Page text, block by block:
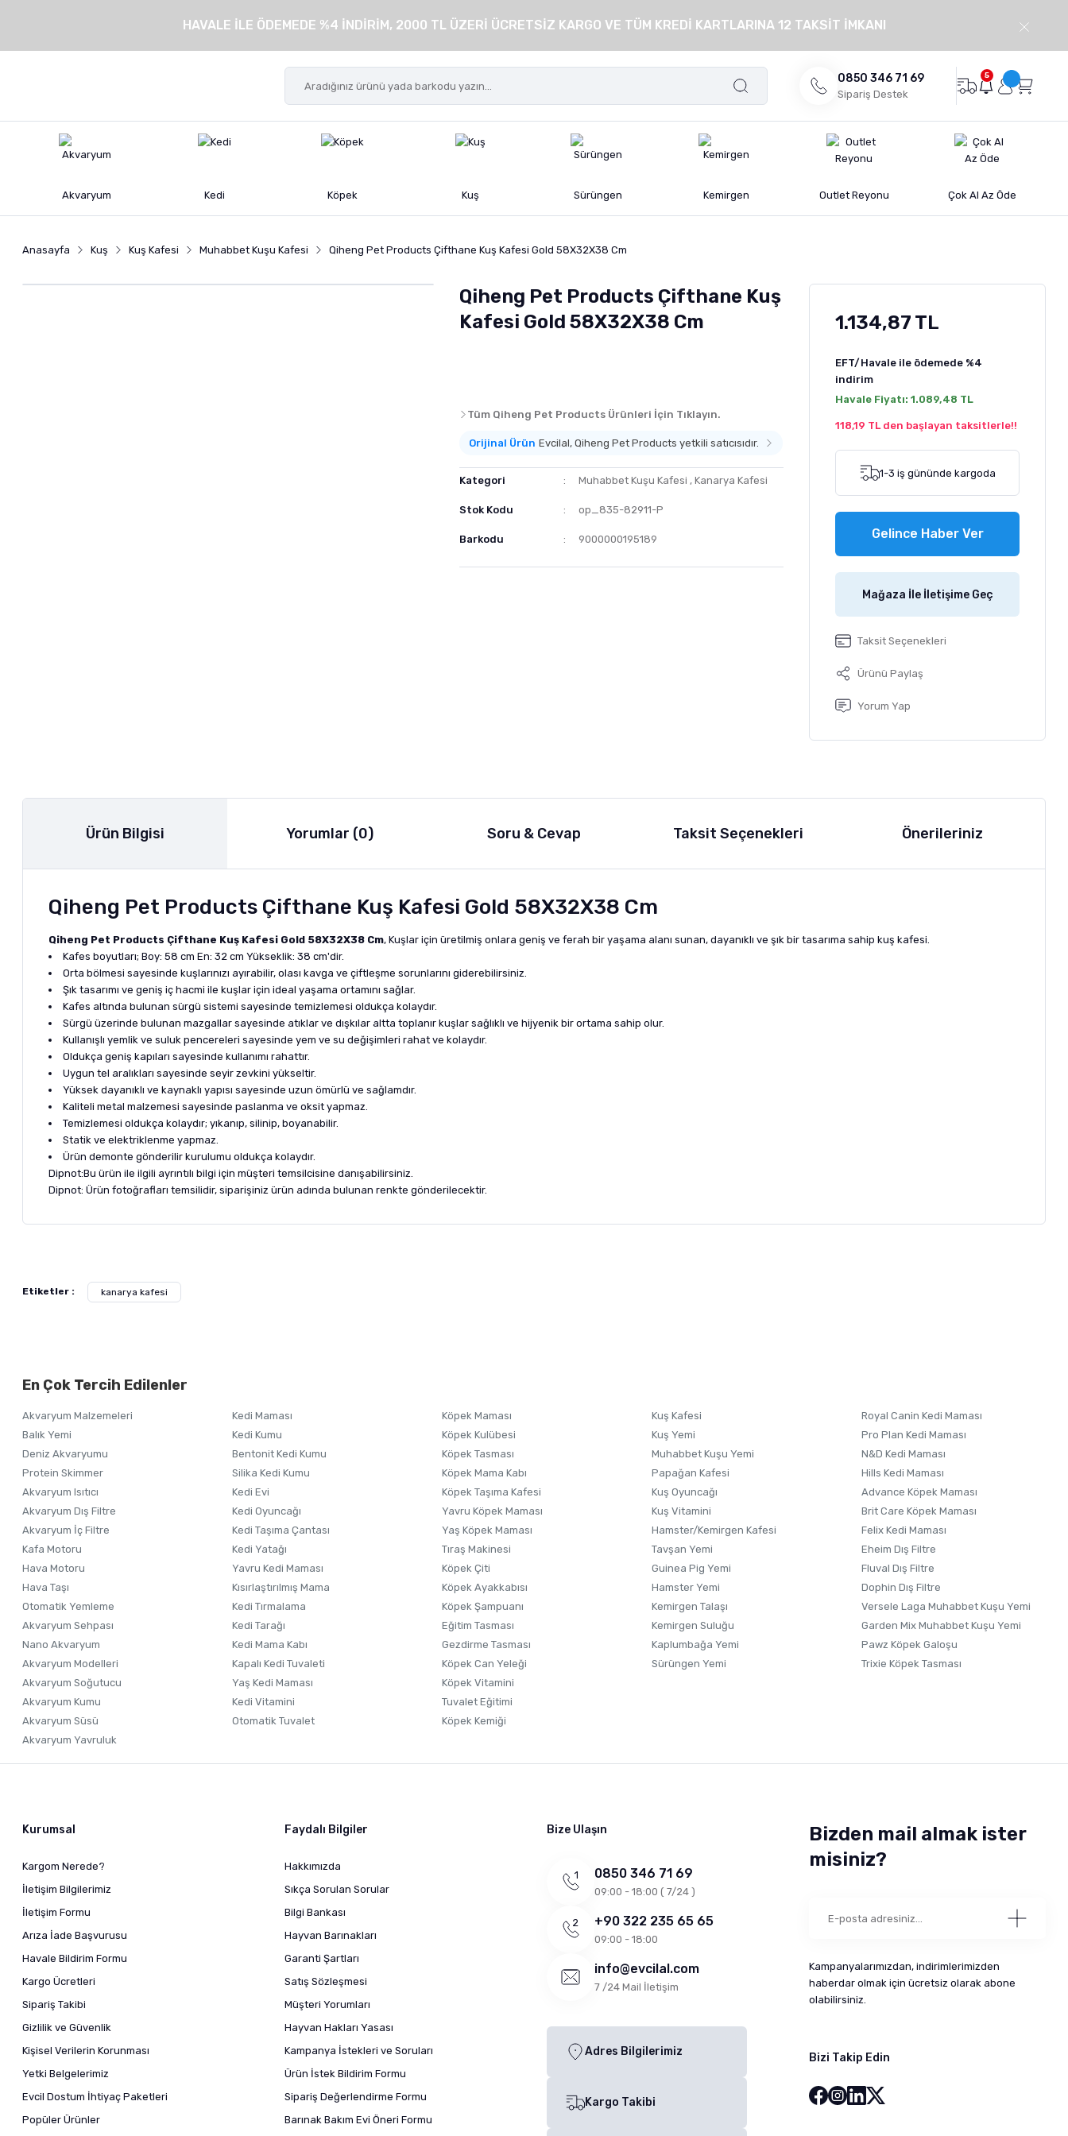
HAVALE İLE ÖDEMEDE %4 İNDİRİM, 2000 TL ÜZERİ ÜCRETSİZ KARGO VE TÜM KREDİ KARTLARINA 12 TAKSİT İMKANI
0850 346 71 69
Sipariş Destek
5
Akvaryum Kedi Köpek Kuş Sürüngen Kemirgen Outlet Reyonu Çok Al Az Öde
Anasayfa Kuş Kuş Kafesi Muhabbet Kuşu Kafesi Qiheng Pet Products Çifthane Kuş Kafesi Gold 58X32X38 Cm
Qiheng Pet Products Çifthane Kuş
Kafesi Gold 58X32X38 Cm
Tüm Qiheng Pet Products Ürünleri İçin Tıklayın.
Orijinal Ürün Evcilal, Qiheng Pet Products yetkili satıcısıdır.
Kategori Muhabbet Kuşu Kafesi , Kanarya Kafesi
Stok Kodu op_835-82911-P
Barkodu 9000000195189
1.134,87 TL
EFT/Havale ile ödemede %4
indirim
Havale Fiyatı: 1.089,48 TL
118,19 TL den başlayan taksitlerle!!
1-3 iş gününde kargoda
Gelince Haber Ver
Mağaza İle İletişime Geç
Taksit Seçenekleri
Ürünü Paylaş
Yorum Yap
Ürün Bilgisi Yorumlar (0) Soru & Cevap Taksit Seçenekleri Önerileriniz
Qiheng Pet Products Çifthane Kuş Kafesi Gold 58X32X38 Cm
Qiheng Pet Products Çifthane Kuş Kafesi Gold 58X32X38 Cm, Kuşlar için üretilmiş onlara geniş ve ferah bir yaşama alanı sunan, dayanıklı ve şık bir tasarıma sahip kuş kafesi.
Kafes boyutları; Boy: 58 cm En: 32 cm Yükseklik: 38 cm'dir.
Orta bölmesi sayesinde kuşlarınızı ayırabilir, olası kavga ve çiftleşme sorunlarını giderebilirsiniz.
Şık tasarımı ve geniş iç hacmi ile kuşlar için ideal yaşama ortamını sağlar.
Kafes altında bulunan sürgü sistemi sayesinde temizlemesi oldukça kolaydır.
Sürgü üzerinde bulunan mazgallar sayesinde atıklar ve dışkılar altta toplanır kuşlar sağlıklı ve hijyenik bir ortama sahip olur.
Kullanışlı yemlik ve suluk pencereleri sayesinde yem ve su değişimleri rahat ve kolaydır.
Oldukça geniş kapıları sayesinde kullanımı rahattır.
Uygun tel aralıkları sayesinde seyir zevkini yükseltir.
Yüksek dayanıklı ve kaynaklı yapısı sayesinde uzun ömürlü ve sağlamdır.
Kaliteli metal malzemesi sayesinde paslanma ve oksit yapmaz.
Temizlemesi oldukça kolaydır; yıkanıp, silinip, boyanabilir.
Statik ve elektriklenme yapmaz.
Ürün demonte gönderilir kurulumu oldukça kolaydır.
Dipnot:Bu ürün ile ilgili ayrıntılı bilgi için müşteri temsilcisine danışabilirsiniz.
Dipnot: Ürün fotoğrafları temsilidir, siparişiniz ürün adında bulunan renkte gönderilecektir.
Ürün fiyatı diğer sitelerden daha pahalı.
Bu ürüne benzer farklı alternatifler olmalı.
Etiketler : kanarya kafesi
En Çok Tercih Edilenler
Akvaryum Malzemeleri
Balık Yemi
Deniz Akvaryumu
Protein Skimmer
Akvaryum Isıtıcı
Akvaryum Dış Filtre
Akvaryum İç Filtre
Kafa Motoru
Hava Motoru
Hava Taşı
Otomatik Yemleme
Akvaryum Sehpası
Nano Akvaryum
Akvaryum Modelleri
Akvaryum Soğutucu
Akvaryum Kumu
Akvaryum Süsü
Akvaryum Yavruluk
Kedi Maması
Kedi Kumu
Bentonit Kedi Kumu
Silika Kedi Kumu
Kedi Evi
Kedi Oyuncağı
Kedi Taşıma Çantası
Kedi Yatağı
Yavru Kedi Maması
Kısırlaştırılmış Mama
Kedi Tırmalama
Kedi Tarağı
Kedi Mama Kabı
Kapalı Kedi Tuvaleti
Yaş Kedi Maması
Kedi Vitamini
Otomatik Tuvalet
Köpek Maması
Köpek Kulübesi
Köpek Tasması
Köpek Mama Kabı
Köpek Taşıma Kafesi
Yavru Köpek Maması
Yaş Köpek Maması
Tıraş Makinesi
Köpek Çiti
Köpek Ayakkabısı
Köpek Şampuanı
Eğitim Tasması
Gezdirme Tasması
Köpek Can Yeleği
Köpek Vitamini
Tuvalet Eğitimi
Köpek Kemiği
Kuş Kafesi
Kuş Yemi
Muhabbet Kuşu Yemi
Papağan Kafesi
Kuş Oyuncağı
Kuş Vitamini
Hamster/Kemirgen Kafesi
Tavşan Yemi
Guinea Pig Yemi
Hamster Yemi
Kemirgen Talaşı
Kemirgen Suluğu
Kaplumbağa Yemi
Sürüngen Yemi
Royal Canin Kedi Maması
Pro Plan Kedi Maması
N&D Kedi Maması
Hills Kedi Maması
Advance Köpek Maması
Brit Care Köpek Maması
Felix Kedi Maması
Eheim Dış Filtre
Fluval Dış Filtre
Dophin Dış Filtre
Versele Laga Muhabbet Kuşu Yemi
Garden Mix Muhabbet Kuşu Yemi
Pawz Köpek Galoşu
Trixie Köpek Tasması
Kurumsal
Kargom Nerede?
İletişim Bilgilerimiz
İletişim Formu
Arıza İade Başvurusu
Havale Bildirim Formu
Kargo Ücretleri
Sipariş Takibi
Gizlilik ve Güvenlik
Kişisel Verilerin Korunması
Yetki Belgelerimiz
Evcil Dostum İhtiyaç Paketleri
Popüler Ürünler
Faydalı Bilgiler
Hakkımızda
Sıkça Sorulan Sorular
Bilgi Bankası
Hayvan Barınakları
Garanti Şartları
Satış Sözleşmesi
Müşteri Yorumları
Hayvan Hakları Yasası
Kampanya İstekleri ve Soruları
Ürün İstek Bildirim Formu
Sipariş Değerlendirme Formu
Barınak Bakım Evi Öneri Formu
Bize Ulaşın
0850 346 71 69
09:00 - 18:00 ( 7/24 )
+90 322 235 65 65
09:00 - 18:00
info@evcilal.com
7 /24 Mail İletişim
Adres Bilgilerimiz
Kargo Takibi
Bizden mail almak ister
misiniz?
Kampanyalarımızdan, indirimlerimizden
haberdar olmak için ücretsiz olarak abone
olabilirsiniz.
Bizi Takip Edin